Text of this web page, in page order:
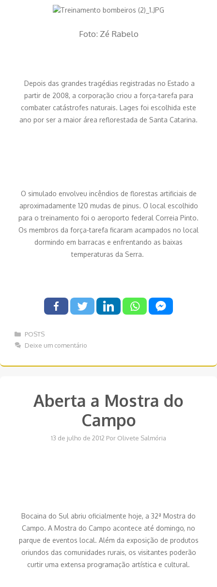
Foto: Zé Rabelo
Depois das grandes tragédias registradas no Estado a
partir de 2008, a corporação criou a força-tarefa para
combater catástrofes naturais. Lages foi escolhida este
ano por ser a maior área reflorestada de Santa Catarina.
O simulado envolveu incêndios de florestas artificiais de
aproximadamente 120 mudas de pinus. O local escolhido
para o treinamento foi o aeroporto federal Correia Pinto.
Os membros da força-tarefa ficaram acampados no local
dormindo em barracas e enfrentando as baixas
temperaturas da Serra.
Categorias
POSTS
Deixe um comentário
Aberta a Mostra do
Campo
13 de julho de 2012 Por Olivete Salmória
Bocaina do Sul abriu oficialmente hoje, a 32ª Mostra do
Campo. A Mostra do Campo acontece até domingo, no
parque de eventos local. Além da exposição de produtos
oriundos das comunidades rurais, os visitantes poderão
curtir uma extensa programação artística e cultural.